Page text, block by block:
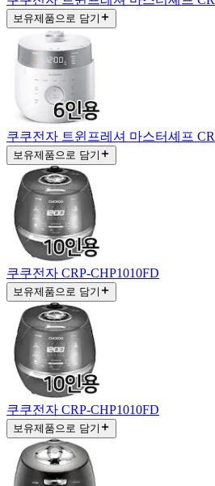
보유제품으로 담기
쿠쿠전자 트윈프레셔 마스터셰프
보유제품으로 담기
쿠쿠전자 CRP-CHP1010FD
보유제품으로 담기
쿠쿠전자 CRP-CHP1010FD
보유제품으로 담기